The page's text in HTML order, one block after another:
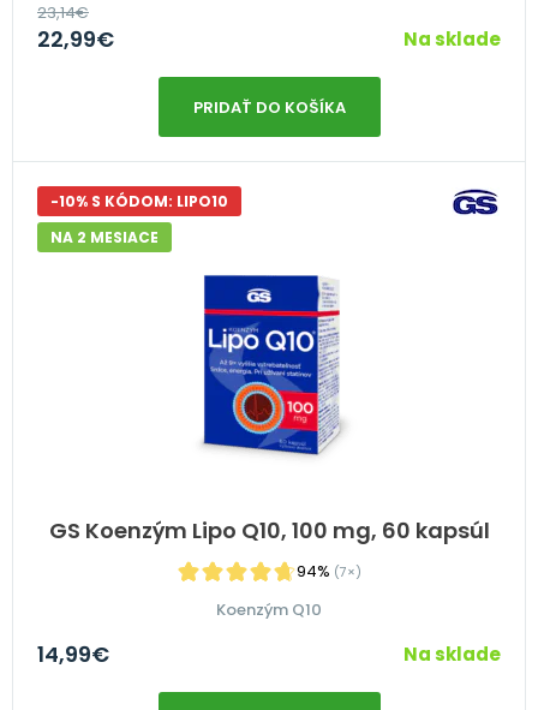
23,14€
22,99€ Na sklade
PRIDAŤ DO KOŠÍKA
GS Koenzým Lipo Q10, 100 mg, 60 kapsúl
94% (7×)
-10% S KÓDOM: LIPO10
NA 2 MESIACE
Koenzým Q10
14,99€ Na sklade